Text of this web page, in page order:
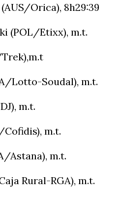
Orica), 8h29:39
(POL/Etixx), m.t.
Lotto-Soudal), m.t.
m.t.
Cofidis), m.t.
Astana), m.t.
Rural-RGA), m.t.